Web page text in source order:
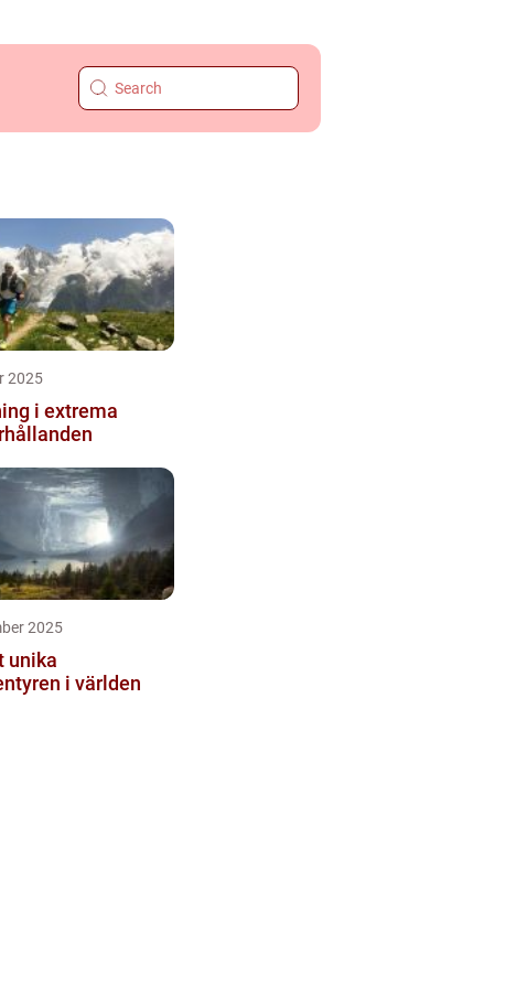
2025
i extrema
2025
unika
i världen